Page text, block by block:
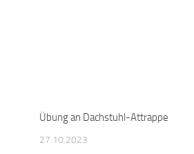
Übung an Dachstuhl-Attrappe
27.10.2023